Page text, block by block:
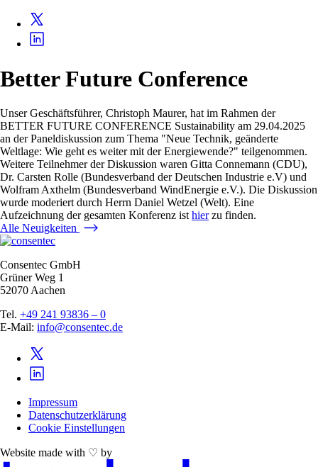
Better Future Conference
Unser Geschäftsführer, Christoph Maurer, hat im Rahmen der
BETTER FUTURE CONFERENCE Sustainability am 29.04.2025
an der Paneldiskussion zum Thema "Neue Technik, geänderte
Weltlage: Wie geht es weiter mit der Energiewende?" teilgenommen.
Weitere Teilnehmer der Diskussion waren Gitta Connemann (CDU),
Dr. Carsten Rolle (Bundesverband der Deutschen Industrie e.V) und
Wolfram Axthelm (Bundesverband WindEnergie e.V.). Die Diskussion
wurde moderiert durch Herrn Daniel Wetzel (Welt). Eine
Aufzeichnung der gesamten Konferenz ist hierzu finden.
Alle Neuigkeiten
Consentec GmbH
Grüner Weg 1
52070 Aachen
Tel. +49 241 93836 – 0
E-Mail: info@consentec.de
Impressum
Datenschutzerklärung
Cookie Einstellungen
Website made with ♡ by